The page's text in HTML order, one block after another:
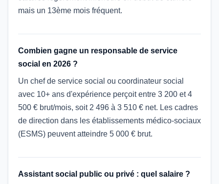
mais un 13ème mois fréquent.
Combien gagne un responsable de service
social en 2026 ?
Un chef de service social ou coordinateur social
avec 10+ ans d'expérience perçoit entre 3 200 et 4
500 € brut/mois, soit 2 496 à 3 510 € net. Les cadres
de direction dans les établissements médico-sociaux
(ESMS) peuvent atteindre 5 000 € brut.
Assistant social public ou privé : quel salaire ?